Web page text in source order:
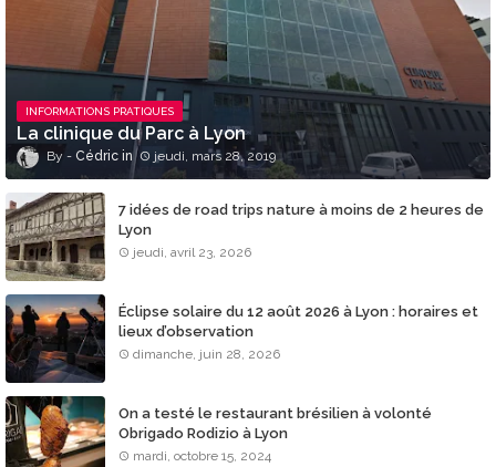
INFORMATIONS PRATIQUES
La clinique du Parc à Lyon
Cédric jeudi, mars 28, 2019
7 idées de road trips nature à moins de 2 heures de
Lyon
jeudi, avril 23, 2026
Éclipse solaire du 12 août 2026 à Lyon : horaires et
lieux d’observation
dimanche, juin 28, 2026
On a testé le restaurant brésilien à volonté
Obrigado Rodizio à Lyon
mardi, octobre 15, 2024